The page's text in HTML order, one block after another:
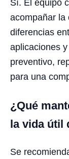
Sí. El equipo
acompañar la
diferencias
aplicaciones
preventivo,
para una
¿Qué
la vida útil
Se